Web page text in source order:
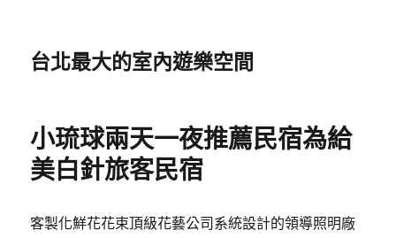
台北最大的室內遊樂空間
小琉球兩天一夜推薦民宿為給
美白針旅客民宿
客製化鮮花花束頂級花藝公司系統設計的領導照明廠